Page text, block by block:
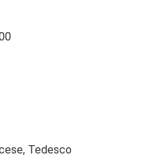
Tedesco